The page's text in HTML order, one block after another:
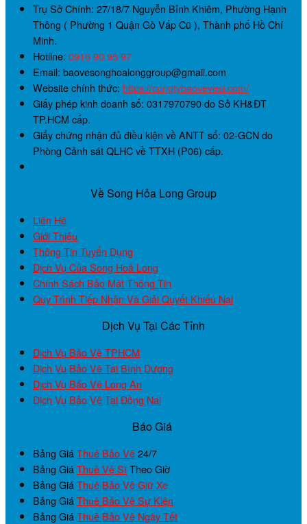
Trụ Sở Chính: 27/18/7 Nguyễn Bỉnh Khiêm, Phường Hạnh
Thông ( Phường 1 Quận Gò Vấp Cũ ), Thành phố Hồ Chí
Minh.
Hotline: 0916 90 95 97
Email: baovesonghoalonggroup@gmail.com
Website chính thức: https://congtybaovevesi.com/
Giấy phép kinh doanh số: 0317970790do Sở KH&ĐT
TP.HCM cấp.
Giấy chứng nhận đủ điều kiện về ANTT số: 02-GCNdo
Phòng Cảnh sát QLHC về TTXH (P06) cấp.
Về Song Hỏa Long Group
Liên Hệ
Giới Thiệu
Thông Tin Tuyển Dụng
Dịch Vụ Của Song Hoả Long
Chính Sách Bảo Mật Thông Tin
Quy Trình Tiếp Nhận Và Giải Quyết Khiếu Nại
Dịch Vụ Tại Các Tỉnh
Dịch Vụ Bảo Vệ TPHCM
Dịch Vụ Bảo Vệ Tại Bình Dương
Dịch Vụ Bảo Vệ Long An
Dịch Vụ Bảo Vệ Tại Đồng Nai
Báo Giá
Bảng Giá Thuê Bảo Vệ24/7
Bảng Giá Thuê Vệ SĩTheo Giờ
Bảng Giá Thuê Bảo Vệ Giữ Xe
Bảng Giá Thuê Bảo Vệ Sự Kiện
Bảng Giá Thuê Bảo Vệ Ngày Tết